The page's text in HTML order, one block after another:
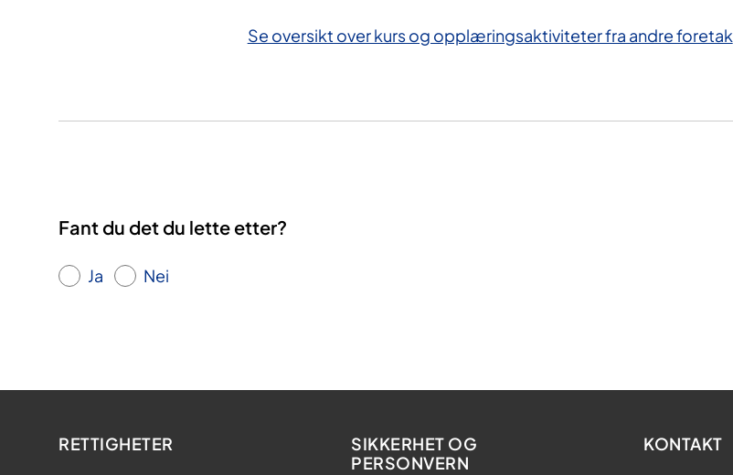
Se oversikt over kurs og opplæringsaktiviteter fra andre foretak
Fant du det du lette etter?
Ja Nei
RETTIGHETER
SIKKERHET OG
PERSONVERN
KONTAKT